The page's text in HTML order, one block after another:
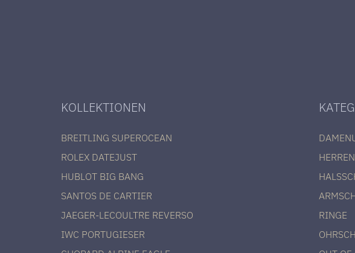
KOLLEKTIONEN
BREITLING SUPEROCEAN
ROLEX DATEJUST
HUBLOT BIG BANG
SANTOS DE CARTIER
JAEGER-LECOULTRE REVERSO
IWC PORTUGIESER
RINGE